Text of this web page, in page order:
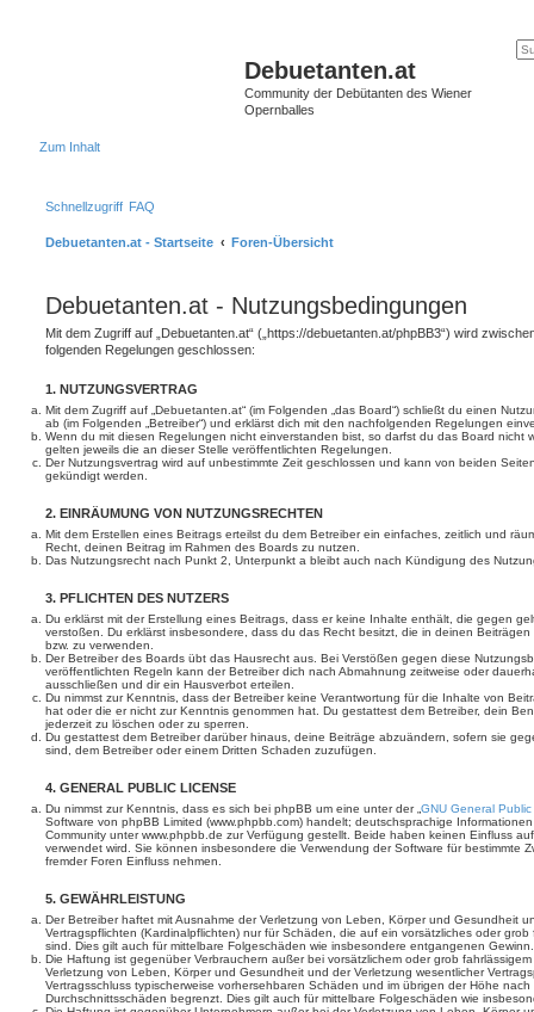
Debuetanten.at
Community der Debütanten des Wiener
Opernballes
Zum Inhalt
Schnellzugriff FAQ
Debuetanten.at - Startseite Foren-Übersicht
Debuetanten.at - Nutzungsbedingungen
Mit dem Zugriff auf „Debuetanten.at“ („https://debuetanten.at/phpBB3“) wird
folgenden Regelungen geschlossen:
1. NUTZUNGSVERTRAG
Mit dem Zugriff auf „Debuetanten.at“ (im Folgenden „das Board“) schließt du einen
ab (im Folgenden „Betreiber“) und erklärst dich mit den nachfolgenden Regelungen
Wenn du mit diesen Regelungen nicht einverstanden bist, so darfst du das Board nicht
gelten jeweils die an dieser Stelle veröffentlichten Regelungen.
Der Nutzungsvertrag wird auf unbestimmte Zeit geschlossen und kann von beiden
gekündigt werden.
2. EINRÄUMUNG VON NUTZUNGSRECHTEN
Mit dem Erstellen eines Beitrags erteilst du dem Betreiber ein einfaches, zeitlich und
Recht, deinen Beitrag im Rahmen des Boards zu nutzen.
Das Nutzungsrecht nach Punkt 2, Unterpunkt a bleibt auch nach Kündigung des
3. PFLICHTEN DES NUTZERS
Du erklärst mit der Erstellung eines Beitrags, dass er keine Inhalte enthält, die gegen
verstoßen. Du erklärst insbesondere, dass du das Recht besitzt, die in deinen
bzw. zu verwenden.
Der Betreiber des Boards übt das Hausrecht aus. Bei Verstößen gegen diese
veröffentlichten Regeln kann der Betreiber dich nach Abmahnung zeitweise oder
ausschließen und dir ein Hausverbot erteilen.
Du nimmst zur Kenntnis, dass der Betreiber keine Verantwortung für die Inhalte von
hat oder die er nicht zur Kenntnis genommen hat. Du gestattest dem Betreiber, dein
jederzeit zu löschen oder zu sperren.
Du gestattest dem Betreiber darüber hinaus, deine Beiträge abzuändern, sofern sie
sind, dem Betreiber oder einem Dritten Schaden zuzufügen.
4. GENERAL PUBLIC LICENSE
Du nimmst zur Kenntnis, dass es sich bei phpBB um eine unter der „ GNU General
Software von phpBB Limited (www.phpbb.com) handelt; deutschsprachige
Community unter www.phpbb.de zur Verfügung gestellt. Beide haben keinen Einfluss
verwendet wird. Sie können insbesondere die Verwendung der Software für bestimmte
fremder Foren Einfluss nehmen.
5. GEWÄHRLEISTUNG
Der Betreiber haftet mit Ausnahme der Verletzung von Leben, Körper und Gesundheit
Vertragspflichten (Kardinalpflichten) nur für Schäden, die auf ein vorsätzliches oder
sind. Dies gilt auch für mittelbare Folgeschäden wie insbesondere entgangenen Gewinn.
Die Haftung ist gegenüber Verbrauchern außer bei vorsätzlichem oder grob
Verletzung von Leben, Körper und Gesundheit und der Verletzung wesentlicher
Vertragsschluss typischerweise vorhersehbaren Schäden und im übrigen der Höhe
Durchschnittsschäden begrenzt. Dies gilt auch für mittelbare Folgeschäden wie